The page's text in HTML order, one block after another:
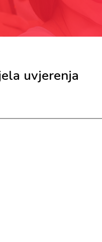
uvjerenja